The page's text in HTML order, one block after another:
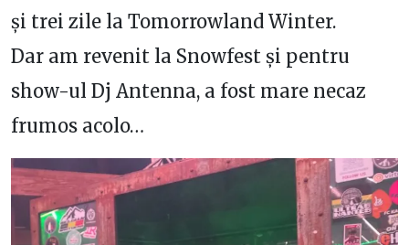
și trei zile la Tomorrowland Winter.
Dar am revenit la Snowfest și pentru
show-ul Dj Antenna, a fost mare necaz
frumos acolo…